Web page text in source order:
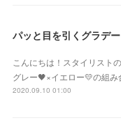
こんにちは！スタイリスト
グレー🖤×イエロー💛の組
2020.09.10 01:00